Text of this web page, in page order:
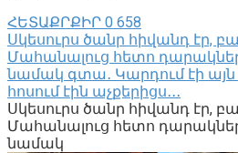
ՀԵՏԱՔՐՔԻՐ 0 658
Սկեսուրս ծանր հիվանդ էր,
Մահանալուց հետո
նամակ գտա․ Կարդում էի այն
հոսում էին աչքերիցս․․․
Սկեսուրս ծանր հիվանդ էր,
Մահանալուց հետո
նամակ